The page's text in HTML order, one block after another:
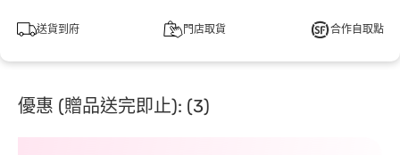
送貨到府 門店取貨 合作自取點
優惠 (贈品送完即止): (3)